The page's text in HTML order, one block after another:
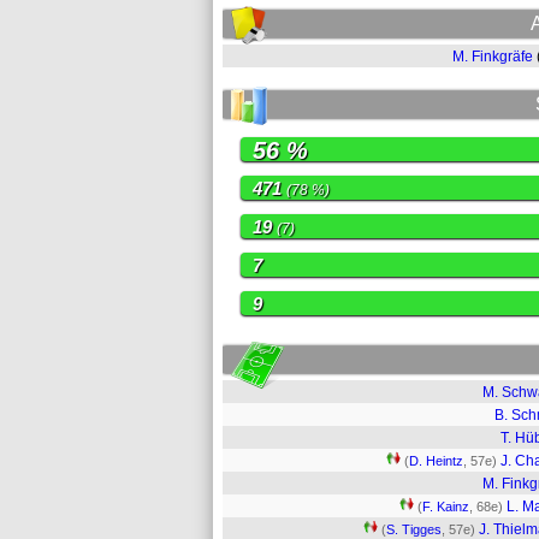
M. Finkgräfe
56 %
471 (78 %)
19(7)
7
9
M.
B.
T.
(D. Heintz , 57e) J.
M.
(F. Kainz , 68e) L.
(S. Tigges , 57e) J.